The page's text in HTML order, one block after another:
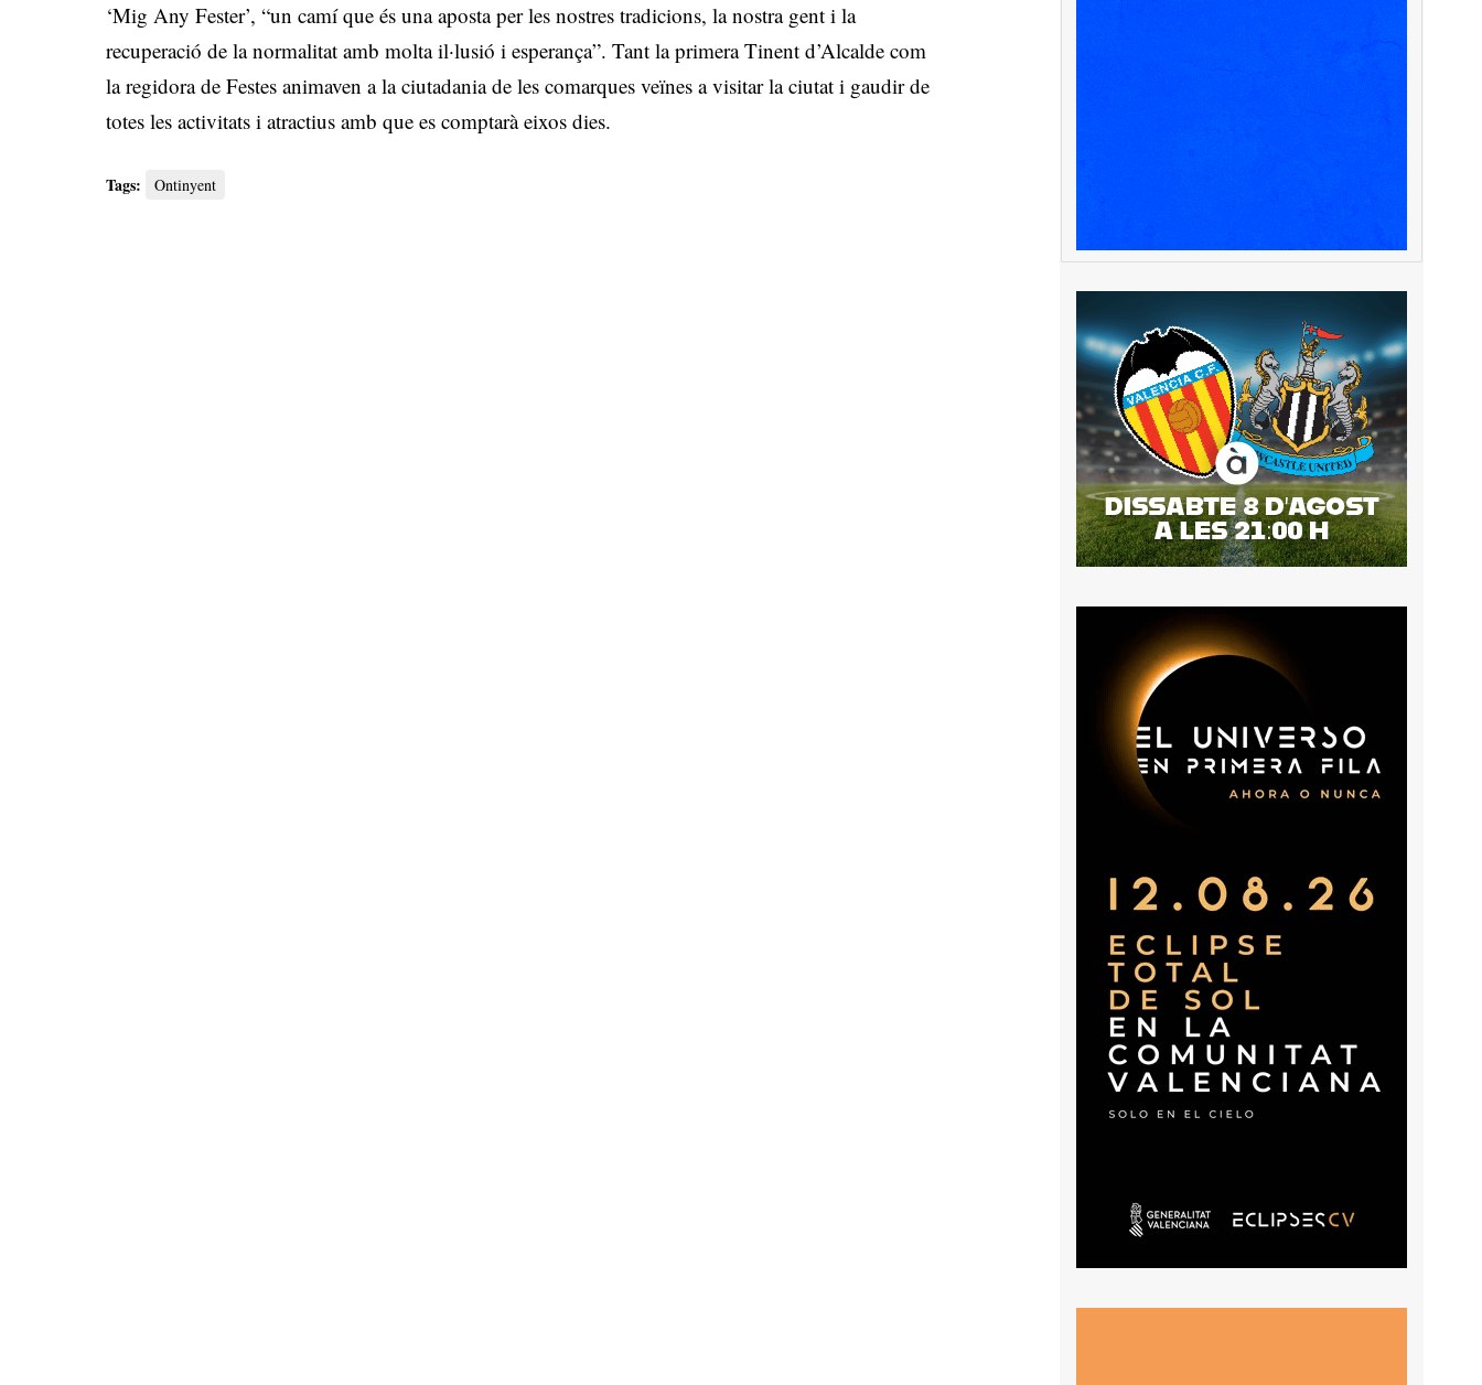
‘Mig Any Fester’, “un camí que és una aposta per les nostres tradicions, la nostra gent i la
recuperació de la normalitat amb molta il·lusió i esperança”. Tant la primera Tinent d’Alcalde com
la regidora de Festes animaven a la ciutadania de les comarques veïnes a visitar la ciutat i gaudir de
totes les activitats i atractius amb que es comptarà eixos dies.
Tags: Ontinyent